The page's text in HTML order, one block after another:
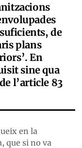
de
plans
En
sine qua
l’article 83
en la
que si no va